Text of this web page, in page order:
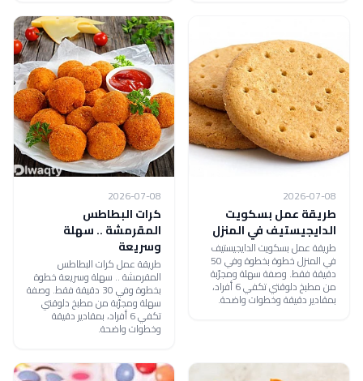
2026-07-08
طريقة عمل بسكويت
الدايجيستيف في المنزل
طريقة عمل بسكويت الدايجيستيف
في المنزل خطوة بخطوة وفي 50
دقيقة فقط. وصفة سهلة ومجرّبة
من مطبخ دلوقتي تكفي 6 أفراد،
بمقادير دقيقة وخطوات واضحة.
2026-07-08
كرات البطاطس
المقرمشة .. سهلة
وسريعة
طريقة عمل كرات البطاطس
المقرمشة .. سهلة وسريعة خطوة
بخطوة وفي 30 دقيقة فقط. وصفة
سهلة ومجرّبة من مطبخ دلوقتي
تكفي 6 أفراد، بمقادير دقيقة
وخطوات واضحة.